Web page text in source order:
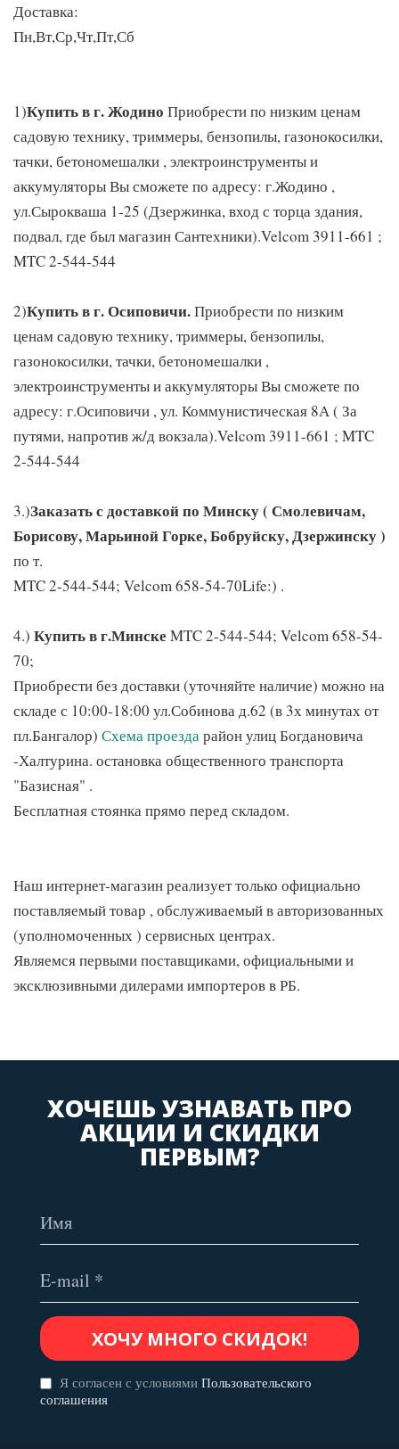
Доставка:
Пн,Вт,Ср,Чт,Пт,Сб
1)Купить в г. Жодино Приобрести по низким ценам
садовую технику, триммеры, бензопилы, газонокосилки,
тачки, бетономешалки , электроинструменты и
аккумуляторы Вы сможете по адресу: г.Жодино ,
ул.Сырокваша 1-25 (Дзержинка, вход с торца здания,
подвал, где был магазин Сантехники).Velcom 3911-661 ;
MTC 2-544-544
2)Купить в г. Осиповичи.Приобрести по низким
ценам садовую технику, триммеры, бензопилы,
газонокосилки, тачки, бетономешалки ,
электроинструменты и аккумуляторы Вы сможете по
адресу: г.Осиповичи , ул. Коммунистическая 8А ( За
путями, напротив ж/д вокзала).Velcom 3911-661 ; MTC
2-544-544
3.)Заказать с доставкой по Минску ( Смолевичам,
Борисову, Марьиной Горке, Бобруйску, Дзержинску )
по т.
MTC 2-544-544; Velcom 658-54-70Life:) .
4.) Купить в г.Минске MTC 2-544-544; Velcom 658-54-
70;
Приобрести без доставки (уточняйте наличие) можно на
складе с 10:00-18:00 ул.Собинова д.62 (в 3х минутах от
пл.Бангалор) Схема проездарайон улиц Богдановича
-Халтурина. остановка общественного транспорта
"Базисная" .
Бесплатная стоянка прямо перед складом.
Наш интернет-магазин реализует только официально
поставляемый товар , обслуживаемый в авторизованных
(уполномоченных ) сервисных центрах.
Являемся первыми поставщиками, официальными и
эксклюзивными дилерами импортеров в РБ.
ХОЧЕШЬ УЗНАВАТЬ ПРО
АКЦИИ И СКИДКИ
ПЕРВЫМ?
Я согласен с условиями Пользовательского
соглашения